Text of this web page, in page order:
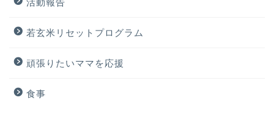
活動報告
若玄米リセットプログラム
頑張りたいママを応援
食事